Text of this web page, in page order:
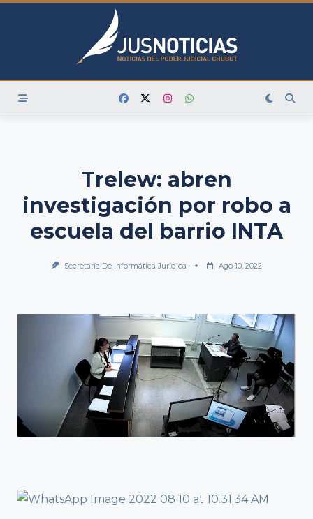
Skip
Trelew: abren
investigación por robo a
escuela del barrio INTA
Secretaría De Informática Jurídica Ago 10, 2022